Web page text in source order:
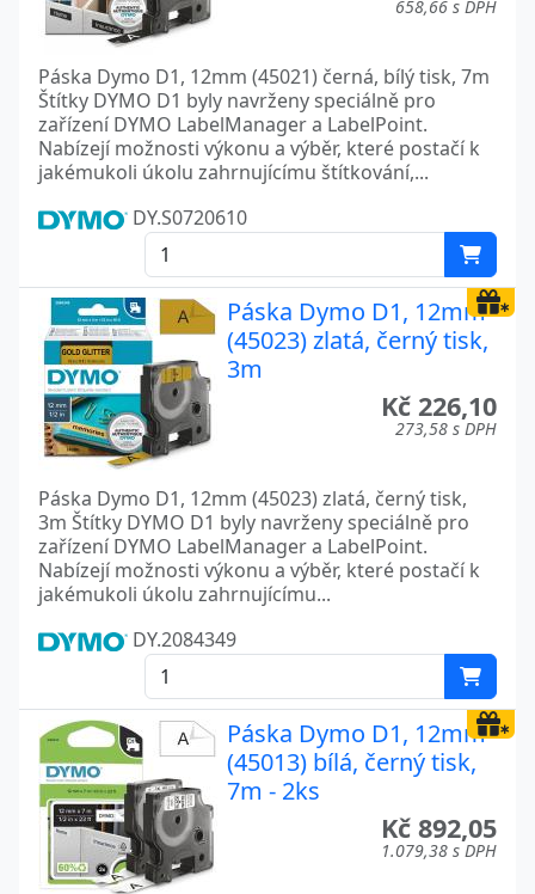
658,66 s DPH
Páska Dymo D1, 12mm (45021) černá, bílý tisk, 7m
Štítky DYMO D1 byly navrženy speciálně pro
zařízení DYMO LabelManager a LabelPoint.
Nabízejí možnosti výkonu a výběr, které postačí k
jakémukoli úkolu zahrnujícímu štítkování,...
DY.S0720610
Páska Dymo D1, 12mm
(45023) zlatá, černý tisk,
3m
Kč 226,10
273,58 s DPH
Páska Dymo D1, 12mm (45023) zlatá, černý tisk,
3m Štítky DYMO D1 byly navrženy speciálně pro
zařízení DYMO LabelManager a LabelPoint.
Nabízejí možnosti výkonu a výběr, které postačí k
jakémukoli úkolu zahrnujícímu...
DY.2084349
Páska Dymo D1, 12mm
(45013) bílá, černý tisk,
7m - 2ks
Kč 892,05
1.079,38 s DPH